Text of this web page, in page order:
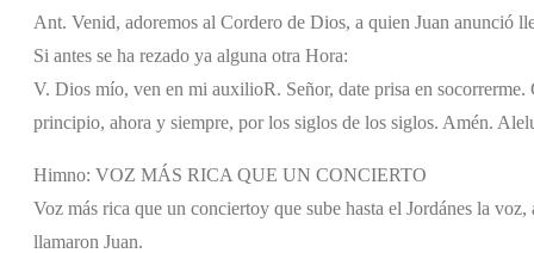
Ant. Venid, adoremos al Cordero de Dios, a quien Juan anunció
Si antes se ha rezado ya alguna otra Hora:
V. Dios mío, ven en mi auxilioR. Señor, date prisa en
principio, ahora y siempre, por los siglos de los siglos. Amén.
Himno: VOZ MÁS RICA QUE UN CONCIERTO
Voz más rica que un conciertoy que sube hasta el Jordánes la voz,
llamaron Juan.